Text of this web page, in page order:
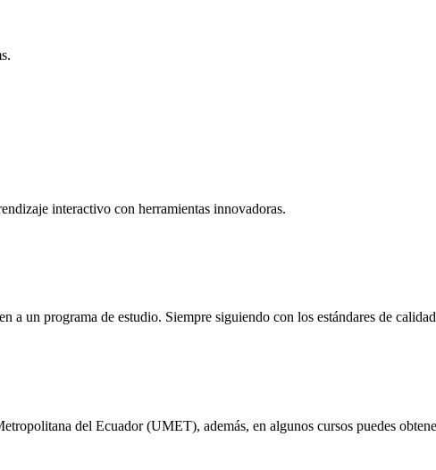
interactivo con herramientas innovadoras.
a un programa de estudio. Siempre siguiendo con los estándares de
del Ecuador (UMET), además, en algunos cursos puedes